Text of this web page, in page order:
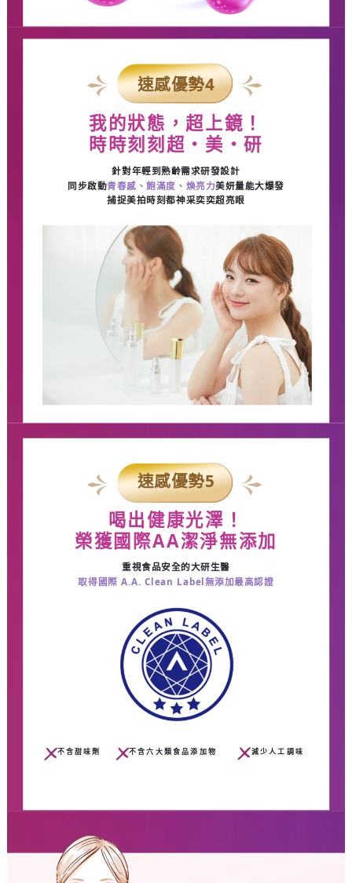
速感優勢4
我的狀態，超上鏡！
時時刻刻超・美・研
針對年輕到熟齡需求研發設計
同步啟動青春感、飽滿度、煥亮力美妍量能大爆發
捕捉美拍時刻都神采奕奕超亮眼
速感優勢5
喝出健康光澤！
榮獲國際AA潔淨無添加
重視食品安全的大研生醫
取得國際 A.A. Clean Label無添加最高認證
不含甜味劑 不含六大類食品添加物 減少人工調味